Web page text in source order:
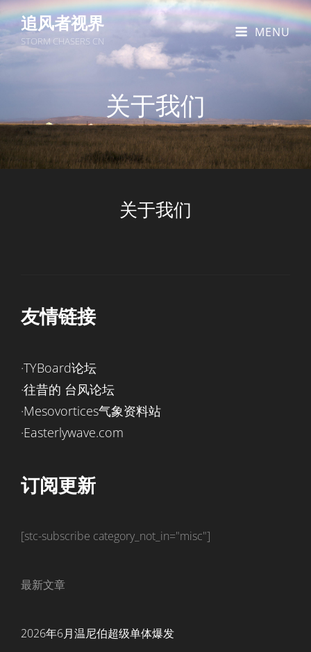
追风者视界
STORM CHASERS CN
MENU
关于我们
关于我们
友情链接
·TYBoard论坛
·往昔的 台风论坛
·Mesovortices气象资料站
·Easterlywave.com
订阅更新
[stc-subscribe category_not_in="misc"]
最新文章
2026年6月温尼伯超级单体爆发